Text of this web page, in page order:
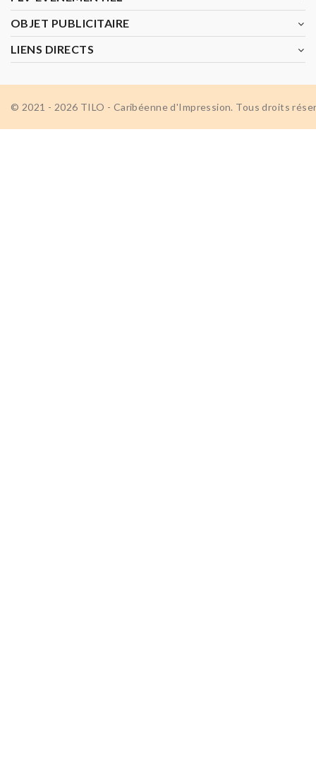
OBJET PUBLICITAIRE
LIENS DIRECTS
© 2021 - 2026 TILO - Caribéenne d'Impression. Tous droits